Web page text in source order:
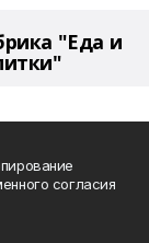
"Еда и
согласия